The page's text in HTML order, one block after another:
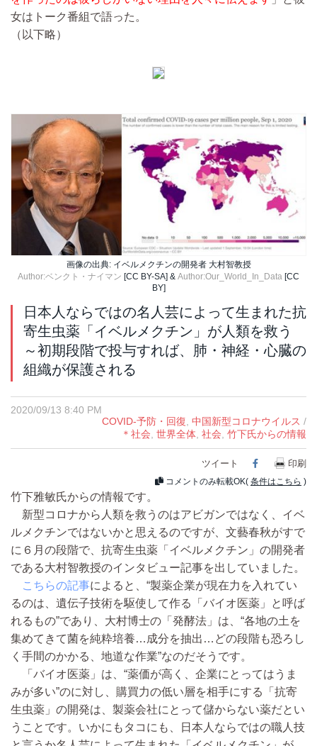
女はトーク番組で語った。
（以下略）
画像の出典: イベルメクチンの開発者 大村智教授
Author:ベンクト・ナイマン [CC BY-SA] & Author:Our_World_In_Data [CC
BY]
日本人ならではの名人芸によって生まれた抗
寄生虫薬「イベルメクチン」が人類を救う
～初期段階で投与すれば、肺・神経・心臓の
組織が保護される
2020/09/13 8:40 PM
COVID-予防・回復, 中国新型コロナウイルス /
＊社会, 世界全体, 社会, 竹下氏からの情報
ツイート Facebook
印刷
コメントのみ転載OK( 条件はこちら )
竹下雅敏氏からの情報です。
新型コロナから人類を救うのはアビガンではなく、イベ
ルメクチンではないかと思えるのですが、文藝春秋がすで
に６月の段階で、抗寄生虫薬「イベルメクチン」の開発者
である大村智教授のインタビュー記事を出していました。
こちらの記事によると、“製薬企業が現在力を入れてい
るのは、遺伝子技術を駆使して作る「バイオ医薬」と呼ば
れるもの”であり、大村博士の「発酵法」は、“各地の土を
集めてきて菌を純粋培養…成分を抽出…どの段階も恐ろし
く手間のかかる、地道な作業”なのだそうです。
「バイオ医薬」は、“薬価が高く、企業にとってはうま
みが多い”のに対し、購買力の低い層を相手にする「抗寄
生虫薬」の開発は、製薬会社にとって儲からない薬だとい
うことです。いかにもタコにも、日本人ならではの職人技